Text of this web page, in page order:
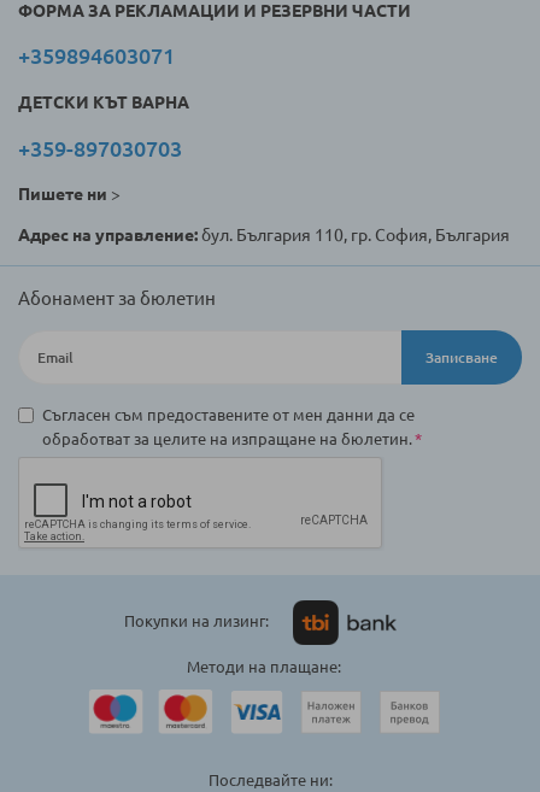
ФОРМА ЗА РЕКЛАМАЦИИ И РЕЗЕРВНИ ЧАСТИ
+359894603071
ДЕТСКИ КЪТ ВАРНА
+359-897030703
Пишете ни >
Адрес на управление:бул. България 110, гр. София, България
Абонамент за бюлетин
Записване
Съгласен съм предоставените от мен данни да се
обработват за целите на изпращане на бюлетин.
Покупки на лизинг:
Методи на плащане:
Последвайте ни: